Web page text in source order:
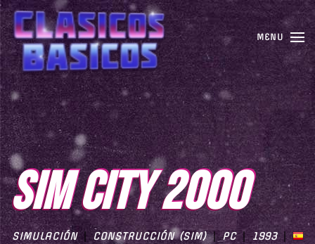
MENU
SIM CITY 2000
SIMULACIÓN CONSTRUCCIÓN (SIM) PC
1993